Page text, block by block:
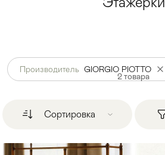
Производитель GIORGIO PIOTTO
2товара
Сортировка